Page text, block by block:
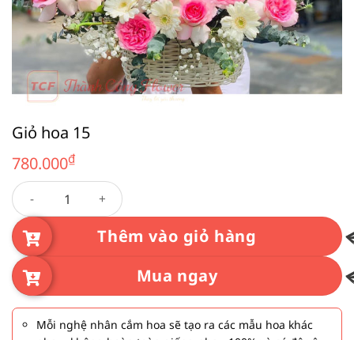
Giỏ hoa 15
780.000₫
Giỏ hoa 15 số lượng
Thêm vào giỏ hàng
Mua ngay
Mỗi nghệ nhân cắm hoa sẽ tạo ra các mẫu hoa khác